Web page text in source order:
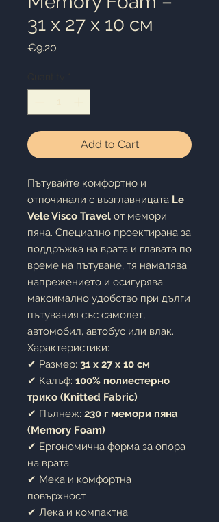
31 x 27 x 10 см
€9.20
Add to Cart
Пътувайте комфортно и
отпочинали с възглавницата Le
Vele Visco Travel от мемори
пяна. Специално проектирана за
поддръжка на врата и главата по
време на пътуване, тя намалява
напрежението и осигурява
максимално удобство при дълги
пътувания със самолет,
автомобил, автобус или влак.
Характеристики:
✔ Размер: 31 x 27 x 10 см
✔ Калъф: 100% полиестерно
трико (Knitted Fabric)
✔ Пълнеж: 230 г мемори пяна
(Memory Foam)
✔ Ергономична форма за опора
на врата
✔ Мека и комфортна
повърхност
✔ Лека и компактна